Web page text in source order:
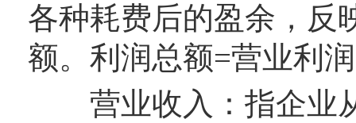
各种耗费后的盈余，反
额。利润总额=营业利
营业收入：指企业从